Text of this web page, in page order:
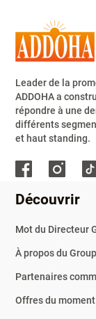
Leader de la
ADDOHA a
répondre à une
différents
et haut standing.
Découvrir
Mot du Directeur
à propos du
Partenaires
Offres du moment